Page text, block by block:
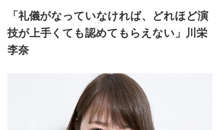
「礼儀がなっていなければ、どれほど演
技が上手くても認めてもらえない」川栄
李奈